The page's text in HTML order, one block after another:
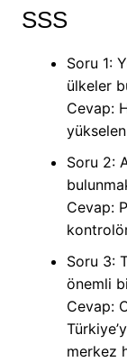
SSS
Soru 1:
ülkeler
Cevap:
Soru 2:
Cevap:
Soru 3:
önemli
Cevap:
merkez